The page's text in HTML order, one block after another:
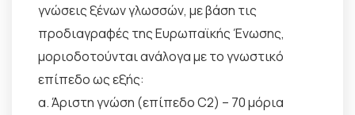
γνώσεις ξένων γλωσσών, με βάση τις
προδιαγραφές της Ευρωπαϊκής Ένωσης,
μοριοδοτούνται ανάλογα με το γνωστικό
επίπεδο ως εξής:
α. Άριστη γνώση (επίπεδο C2) – 70 μόρια